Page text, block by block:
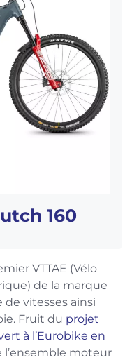
160
VTTAE (Vélo
de la marque
vitesses ainsi
Fruit du projet
à l’Eurobike en
l’ensemble moteur